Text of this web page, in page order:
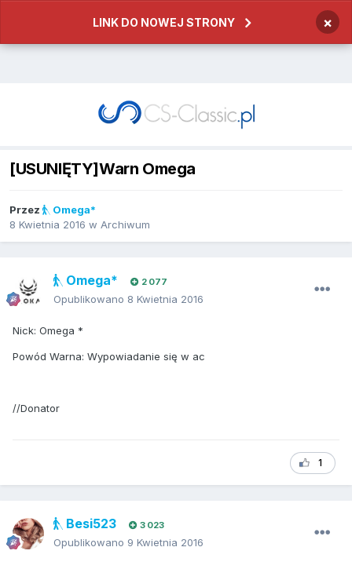
LINK DO NOWEJ STRONY ×
[USUNIĘTY]Warn Omega
Przez
Omega*
8 Kwietnia 2016 w Archiwum
Omega* 2 077
Opublikowano 8 Kwietnia 2016
Nick: Omega *
Powód Warna: Wypowiadanie się w ac
//Donator
1
Besi523 3 023
Opublikowano 9 Kwietnia 2016